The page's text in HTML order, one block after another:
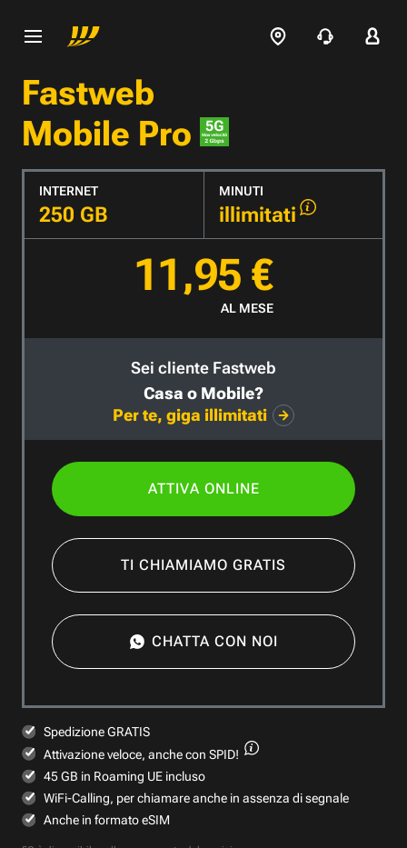
Fastweb
Mobile Pro
INTERNET
250 GB
MINUTI
illimitati
11,95 €
AL MESE
Sei cliente Fastweb
Casa o Mobile?
Per te, giga illimitati
ATTIVA ONLINE
TI CHIAMIAMO GRATIS
CHATTA CON NOI
Spedizione GRATIS
Attivazione veloce, anche con SPID!
45 GB in Roaming UE incluso
WiFi-Calling, per chiamare anche in assenza di segnale
Anche in formato eSIM